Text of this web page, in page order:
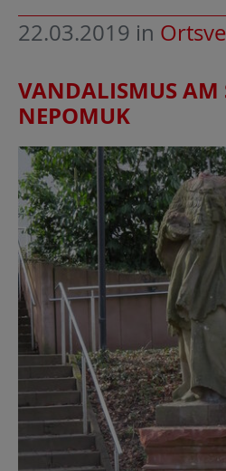
22.03.2019 in
VANDALISMUS AM
NEPOMUK